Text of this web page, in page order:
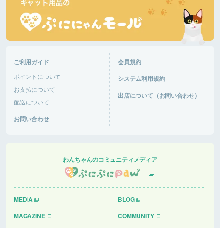
ご利用ガイド
ポイントについて
お支払について
配送について
お問い合わせ
会員規約
システム利用規約
出店について（お問い合わせ）
わんちゃんのコミュニティメディア
MEDIA
BLOG
MAGAZINE
COMMUNITY